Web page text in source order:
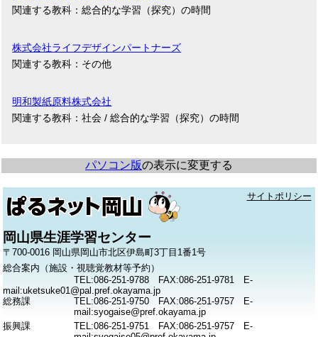
関連する教科：総合的な学習（探究）の時間
株式会社ライフデザインパートナーズ
関連する教科：その他
明和製紙原料株式会社
関連する教科：社会 / 総合的な学習（探究）の時間
パソコン版の表示に変更する
サイトポリシー
岡山県生涯学習センター
〒700-0016 岡山県岡山市北区伊島町3丁目1番1号
総合案内（施設・視聴覚教材等予約）
TEL:086-251-9788 FAX:086-251-9781 E-
mail:uketsuke01@pal.pref.okayama.jp
総務課
TEL:086-251-9750 FAX:086-251-9757 E-
mail:syogaise@pref.okayama.jp
振興課
TEL:086-251-9751 FAX:086-251-9757 E-